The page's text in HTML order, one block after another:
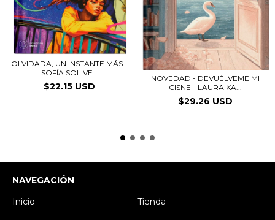
OLVIDADA, UN INSTANTE MÁS -
SOFÍA SOL VE...
$22.15 USD
NOVEDAD - DEVUÉLVEME MI
CISNE - LAURA KA...
$29.26 USD
NAVEGACIÓN
Inicio
Tienda